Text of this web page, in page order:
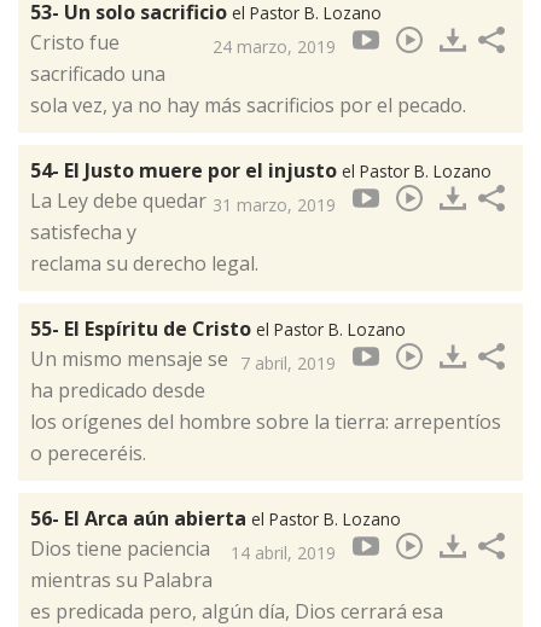
53- Un solo sacrificio el Pastor B. Lozano
24 marzo, 2019
Cristo fue
sacrificado una
sola vez, ya no hay más sacrificios por el pecado.
54- El Justo muere por el injusto el Pastor B. Lozano
31 marzo, 2019
La Ley debe quedar
satisfecha y
reclama su derecho legal.
55- El Espíritu de Cristo el Pastor B. Lozano
7 abril, 2019
Un mismo mensaje se
ha predicado desde
los orígenes del hombre sobre la tierra: arrepentíos
o pereceréis.
56- El Arca aún abierta el Pastor B. Lozano
14 abril, 2019
Dios tiene paciencia
mientras su Palabra
es predicada pero, algún día, Dios cerrará esa